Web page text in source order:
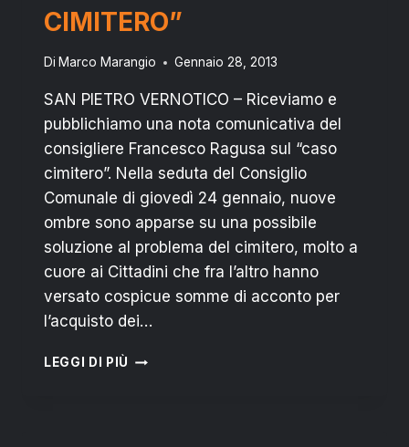
CIMITERO”
Di Marco Marangio Gennaio 28, 2013
SAN PIETRO VERNOTICO – Riceviamo e
pubblichiamo una nota comunicativa del
consigliere Francesco Ragusa sul “caso
cimitero”. Nella seduta del Consiglio
Comunale di giovedì 24 gennaio, nuove
ombre sono apparse su una possibile
soluzione al problema del cimitero, molto a
cuore ai Cittadini che fra l’altro hanno
versato cospicue somme di acconto per
l’acquisto dei…
LEGGI DI PIÙ SAN